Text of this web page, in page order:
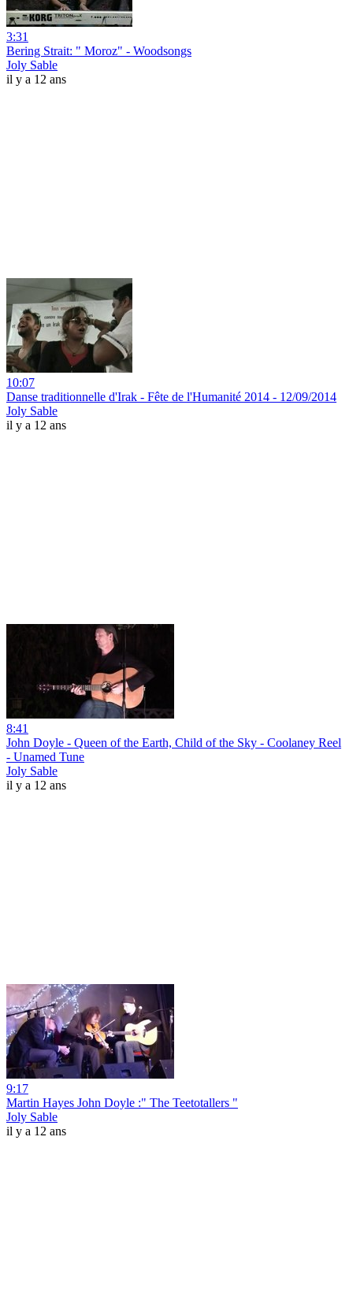
3:31
Bering Strait: " Moroz" - Woodsongs
Joly Sable
il y a 12 ans
10:07
Danse traditionnelle d'Irak - Fête de l'Humanité 2014 - 12/09/2014
Joly Sable
il y a 12 ans
8:41
John Doyle - Queen of the Earth, Child of the Sky - Coolaney Reel
- Unamed Tune
Joly Sable
il y a 12 ans
9:17
Martin Hayes John Doyle :" The Teetotallers "
Joly Sable
il y a 12 ans